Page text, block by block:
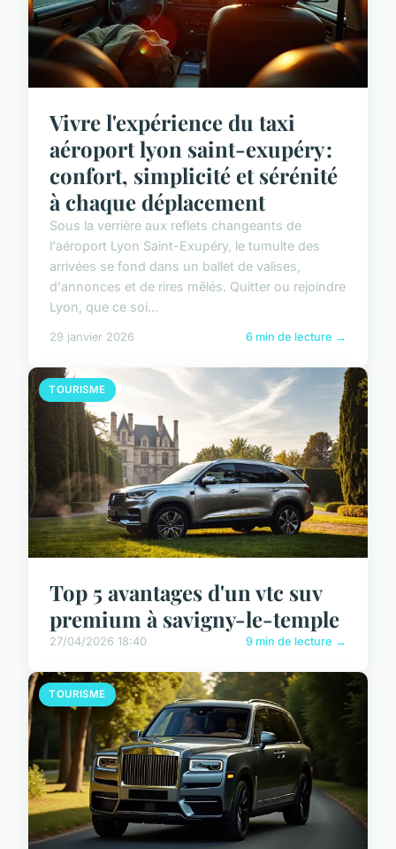
Vivre l'expérience du taxi
aéroport lyon saint-exupéry :
confort, simplicité et sérénité
à chaque déplacement
Sous la verrière aux reflets changeants de
l'aéroport Lyon Saint-Exupéry, le tumulte des
arrivées se fond dans un ballet de valises,
d'annonces et de rires mêlés. Quitter ou rejoindre
Lyon, que ce soi...
29 janvier 2026 6 min de lecture →
TOURISME
Top 5 avantages d'un vtc suv
premium à savigny-le-temple
27/04/2026 18:40 9 min de lecture →
TOURISME